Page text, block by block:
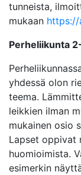
tunneista,
mukaan https://
Perheliikunta
yhdessä olon
teema.
leikkien ilman
mukainen osio
Lapset oppivat
huomioimista.
esimerkin